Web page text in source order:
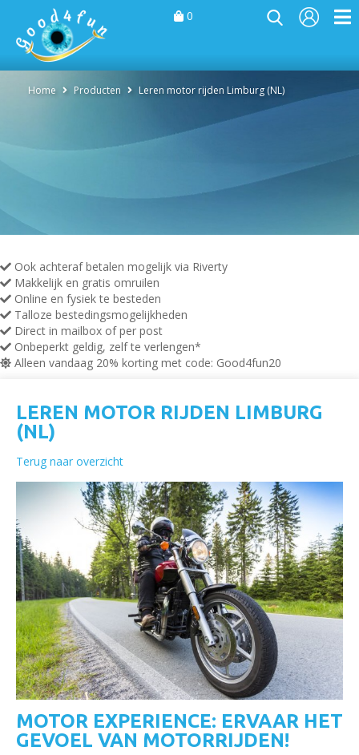
0
Home Producten Leren motor rijden Limburg (NL)
Ook achteraf betalen mogelijk via Riverty
Makkelijk en gratis omruilen
Online en fysiek te besteden
Talloze bestedingsmogelijkheden
Direct in mailbox of per post
Onbeperkt geldig, zelf te verlengen*
Alleen vandaag 20% korting met code: Good4fun20
LEREN MOTOR RIJDEN LIMBURG
(NL)
Terug naar overzicht
MOTOR EXPERIENCE: ERVAAR HET
GEVOEL VAN MOTORRIJDEN!